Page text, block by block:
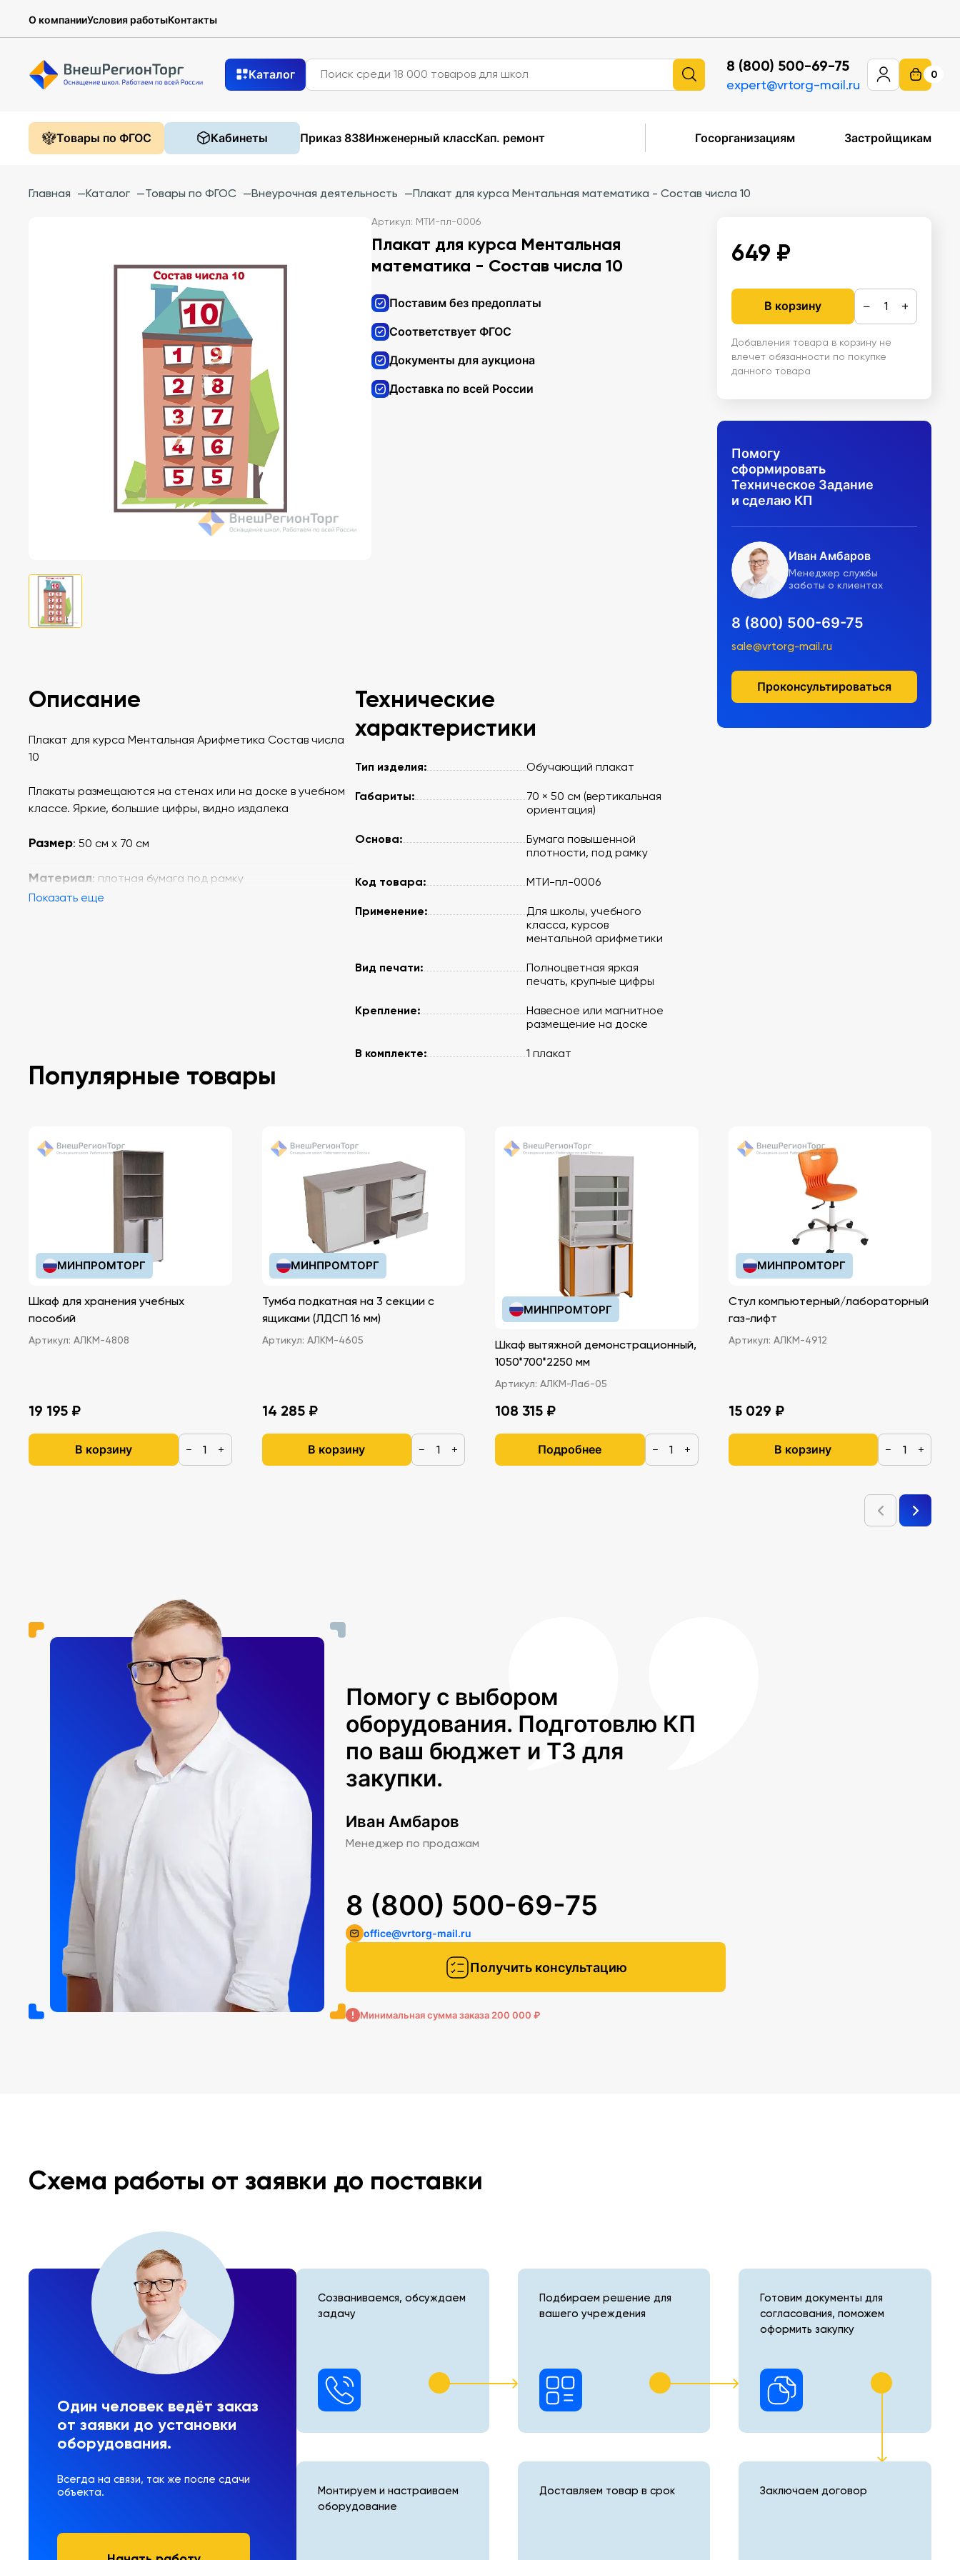
О компанииУсловия работыКонтакты
Каталог 8 (800) 500-69-75
expert@vrtorg-mail.ru
0
Товары по ФГОС Кабинеты Приказ 838Инженерный классКап. ремонт Госорганизациям Застройщикам
Главная —Каталог —Товары по ФГОС —Внеурочная деятельность —Плакат для курса Ментальная математика - Состав числа 10
Артикул: МТИ-пл-0006
Плакат для курса Ментальная
математика - Состав числа 10
Поставим без предоплаты
Соответствует ФГОС
Документы для аукциона
Доставка по всей России
649 ₽
В корзину − +
Добавления товара в корзину не
влечет обязанности по покупке
данного товара
Помогу
сформировать
Техническое Задание
и сделаю КП
Иван Амбаров
Менеджер службы
заботы о клиентах
8 (800) 500-69-75
sale@vrtorg-mail.ru
Проконсультироваться
Описание
Плакат для курса Ментальная Арифметика Состав числа
10
Плакаты размещаются на стенах или на доске в учебном
классе. Яркие, большие цифры, видно издалека
Размер: 50 см х 70 см
Материал: плотная бумага под рамку
Показать еще
Технические
характеристики
Тип изделия: Обучающий плакат
Габариты:
70 × 50 см (вертикальная
ориентация)
Основа:
Бумага повышенной
плотности, под рамку
Код товара: МТИ-пл-0006
Применение:
Для школы, учебного
класса, курсов
ментальной арифметики
Вид печати:
Полноцветная яркая
печать, крупные цифры
Крепление:
Навесное или магнитное
размещение на доске
В комплекте: 1 плакат
Популярные товары
МИНПРОМТОРГ
Шкаф для хранения учебных
пособий
Артикул: АЛКМ-4808
19 195 ₽
В корзину − +
МИНПРОМТОРГ
Тумба подкатная на 3 секции с
ящиками (ЛДСП 16 мм)
Артикул: АЛКМ-4605
14 285 ₽
В корзину − +
МИНПРОМТОРГ
Шкаф вытяжной демонстрационный,
1050*700*2250 мм
Артикул: АЛКМ-Лаб-05
108 315 ₽
Подробнее − +
МИНПРОМТОРГ
Стул компьютерный/лабораторный
газ-лифт
Артикул: АЛКМ-4912
15 029 ₽
В корзину − +
Помогу с выбором
оборудования. Подготовлю КП
по ваш бюджет и ТЗ для
закупки.
Иван Амбаров
Менеджер по продажам
Получить консультацию
8 (800) 500-69-75
office@vrtorg-mail.ru
Минимальная сумма заказа 200 000 ₽
Схема работы от заявки до поставки
Один человек ведёт заказ
от заявки до установки
оборудования.
Всегда на связи, так же после сдачи
объекта.
Созваниваемся, обсуждаем
задачу
Подбираем решение для
вашего учреждения
Готовим документы для
согласования, поможем
оформить закупку
Монтируем и настраиваем
оборудование
Доставляем товар в срок Заключаем договор